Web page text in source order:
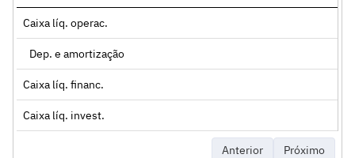
Caixa líq. operac.
Dep. e amortização
Caixa líq. financ.
Caixa líq. invest.
Anterior Próximo